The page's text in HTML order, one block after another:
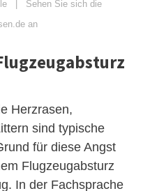
Sehen Sie sich die
an
Herzrasen,
sind typische
für diese Angst
Flugzeugabsturz
In der Fachsprache